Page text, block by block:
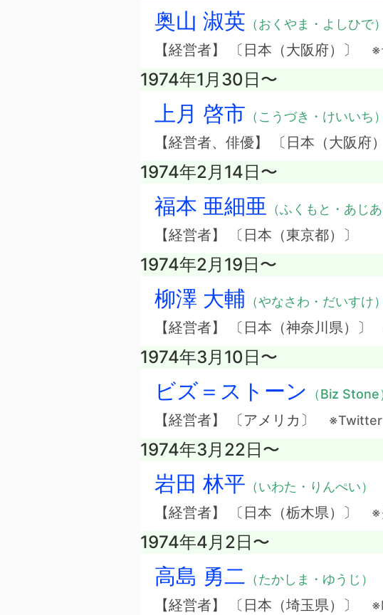
奥山 淑英 （おくやま・よしひで）
【経営者】 〔日本（大阪府）〕 ※
1974年1月30日〜
上月 啓市 （こうづき・けいいち）
【経営者、俳優】 〔日本（大阪府
1974年2月14日〜
福本 亜細亜 （ふくもと・あじあ
【経営者】 〔日本（東京都）〕
1974年2月19日〜
柳澤 大輔 （やなさわ・だいすけ）
【経営者】 〔日本（神奈川県）〕
1974年3月10日〜
ビズ＝ストーン （Biz Stone
【経営者】 〔アメリカ〕 ※Twitter
1974年3月22日〜
岩田 林平 （いわた・りんぺい）
【経営者】 〔日本（栃木県）〕 ※
1974年4月2日〜
高島 勇二 （たかしま・ゆうじ）
【経営者】 〔日本（埼玉県）〕